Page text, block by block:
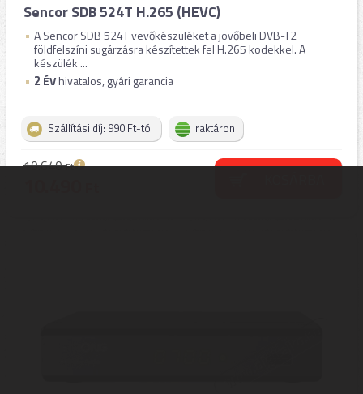
Sencor SDB 524T H.265 (HEVC)
A Sencor SDB 524T vevőkészüléket a jövőbeli DVB-T2
földfelszíni sugárzásra készítettek fel H.265 kodekkel. A
készülék ...
2 ÉVhivatalos, gyári garancia
Szállítási díj: 990 Ft-tól raktáron
10.640Ft